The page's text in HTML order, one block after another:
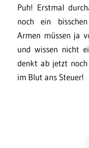
Puh! Erstmal
noch ein
Armen müssen ja
und wissen nicht
denkt ab jetzt
im Blut ans Steuer!